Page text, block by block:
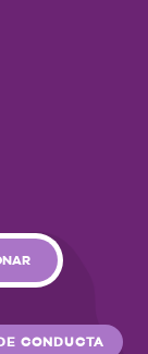
CONDUCTA